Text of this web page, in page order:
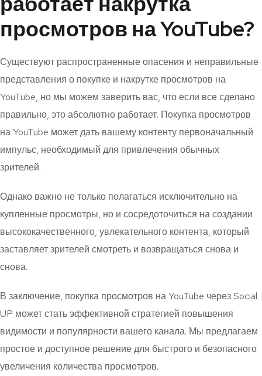
просмотров на YouTube?
Существуют распространенные опасения и неправильные
представления о покупке и накрутке просмотров на
YouTube, но мы можем заверить вас, что если все сделано
правильно, это абсолютно работает. Покупка просмотров
на YouTube может дать вашему контенту первоначальный
импульс, необходимый для привлечения обычных
зрителей.
Однако важно не только полагаться исключительно на
купленные просмотры, но и сосредоточиться на создании
высококачественного, увлекательного контента, который
заставляет зрителей смотреть и возвращаться снова и
снова.
В заключение, покупка просмотров на YouTube через Social
UP может стать эффективной стратегией повышения
видимости и популярности вашего канала. Мы предлагаем
простое и доступное решение для быстрого и безопасного
увеличения количества просмотров.